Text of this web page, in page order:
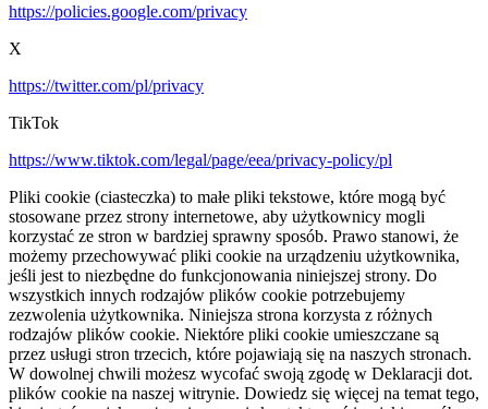
https://policies.google.com/privacy
X
https://twitter.com/pl/privacy
TikTok
https://www.tiktok.com/legal/page/eea/privacy-policy/pl
Pliki cookie (ciasteczka) to małe pliki tekstowe, które mogą być
stosowane przez strony internetowe, aby użytkownicy mogli
korzystać ze stron w bardziej sprawny sposób. Prawo stanowi, że
możemy przechowywać pliki cookie na urządzeniu użytkownika,
jeśli jest to niezbędne do funkcjonowania niniejszej strony. Do
wszystkich innych rodzajów plików cookie potrzebujemy
zezwolenia użytkownika. Niniejsza strona korzysta z różnych
rodzajów plików cookie. Niektóre pliki cookie umieszczane są
przez usługi stron trzecich, które pojawiają się na naszych stronach.
W dowolnej chwili możesz wycofać swoją zgodę w Deklaracji dot.
plików cookie na naszej witrynie. Dowiedz się więcej na temat tego,